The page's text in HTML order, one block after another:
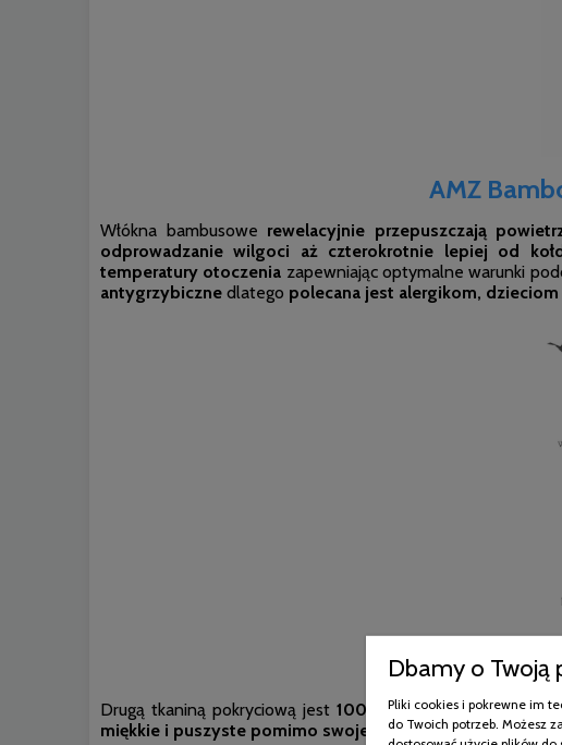
AMZ
Włókna bambusowe rewelacyjnie przepuszczają
odprowadzanie wilgoci aż czterokrotnie lepiej od
temperatury otoczenia zapewniając optymalne warunki
antygrzybiczne dlatego polecana jest alergikom,
AMZ
Drugą tkaniną pokryciową jest100 % bawełna, która jest
miękkie i puszyste pomimo swojej niskiej wagi.Idealnie
Dbamy o Twoją
Pliki cookies i pokrewne im
do Twoich potrzeb. Możesz